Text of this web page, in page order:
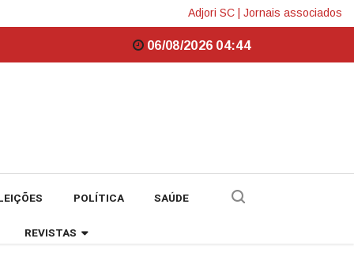
Adjori SC Jornais associados
06/08/2026 04:44
POLÍTICA SAÚDE
REVISTAS